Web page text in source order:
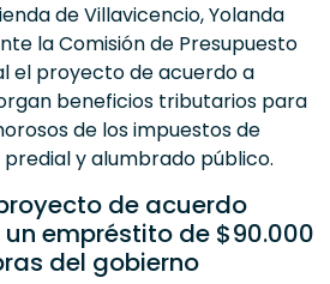
de Villavicencio, Yolanda
la Comisión de Presupuesto
el proyecto de acuerdo a
beneficios tributarios para
de los impuestos de
y alumbrado público.
de acuerdo
empréstito de $90.000
del gobierno